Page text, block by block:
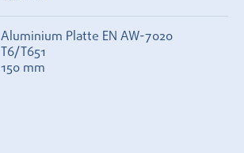
Aluminium Platte EN AW-7020
T6/T651
150 mm